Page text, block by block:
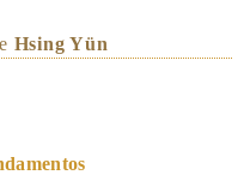
Hsing Yün